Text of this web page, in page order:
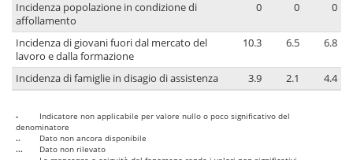
Incidenza popolazione in condizione di
affollamento
0 0 0
Incidenza di giovani fuori dal mercato del
lavoro e dalla formazione
10.3 6.5 6.8
Incidenza di famiglie in disagio di assistenza 3.9 2.1 4.4
-
Indicatore non applicabile per valore nullo o poco significativo del
denominatore
..
Dato non ancora disponibile
...
Dato non rilevato